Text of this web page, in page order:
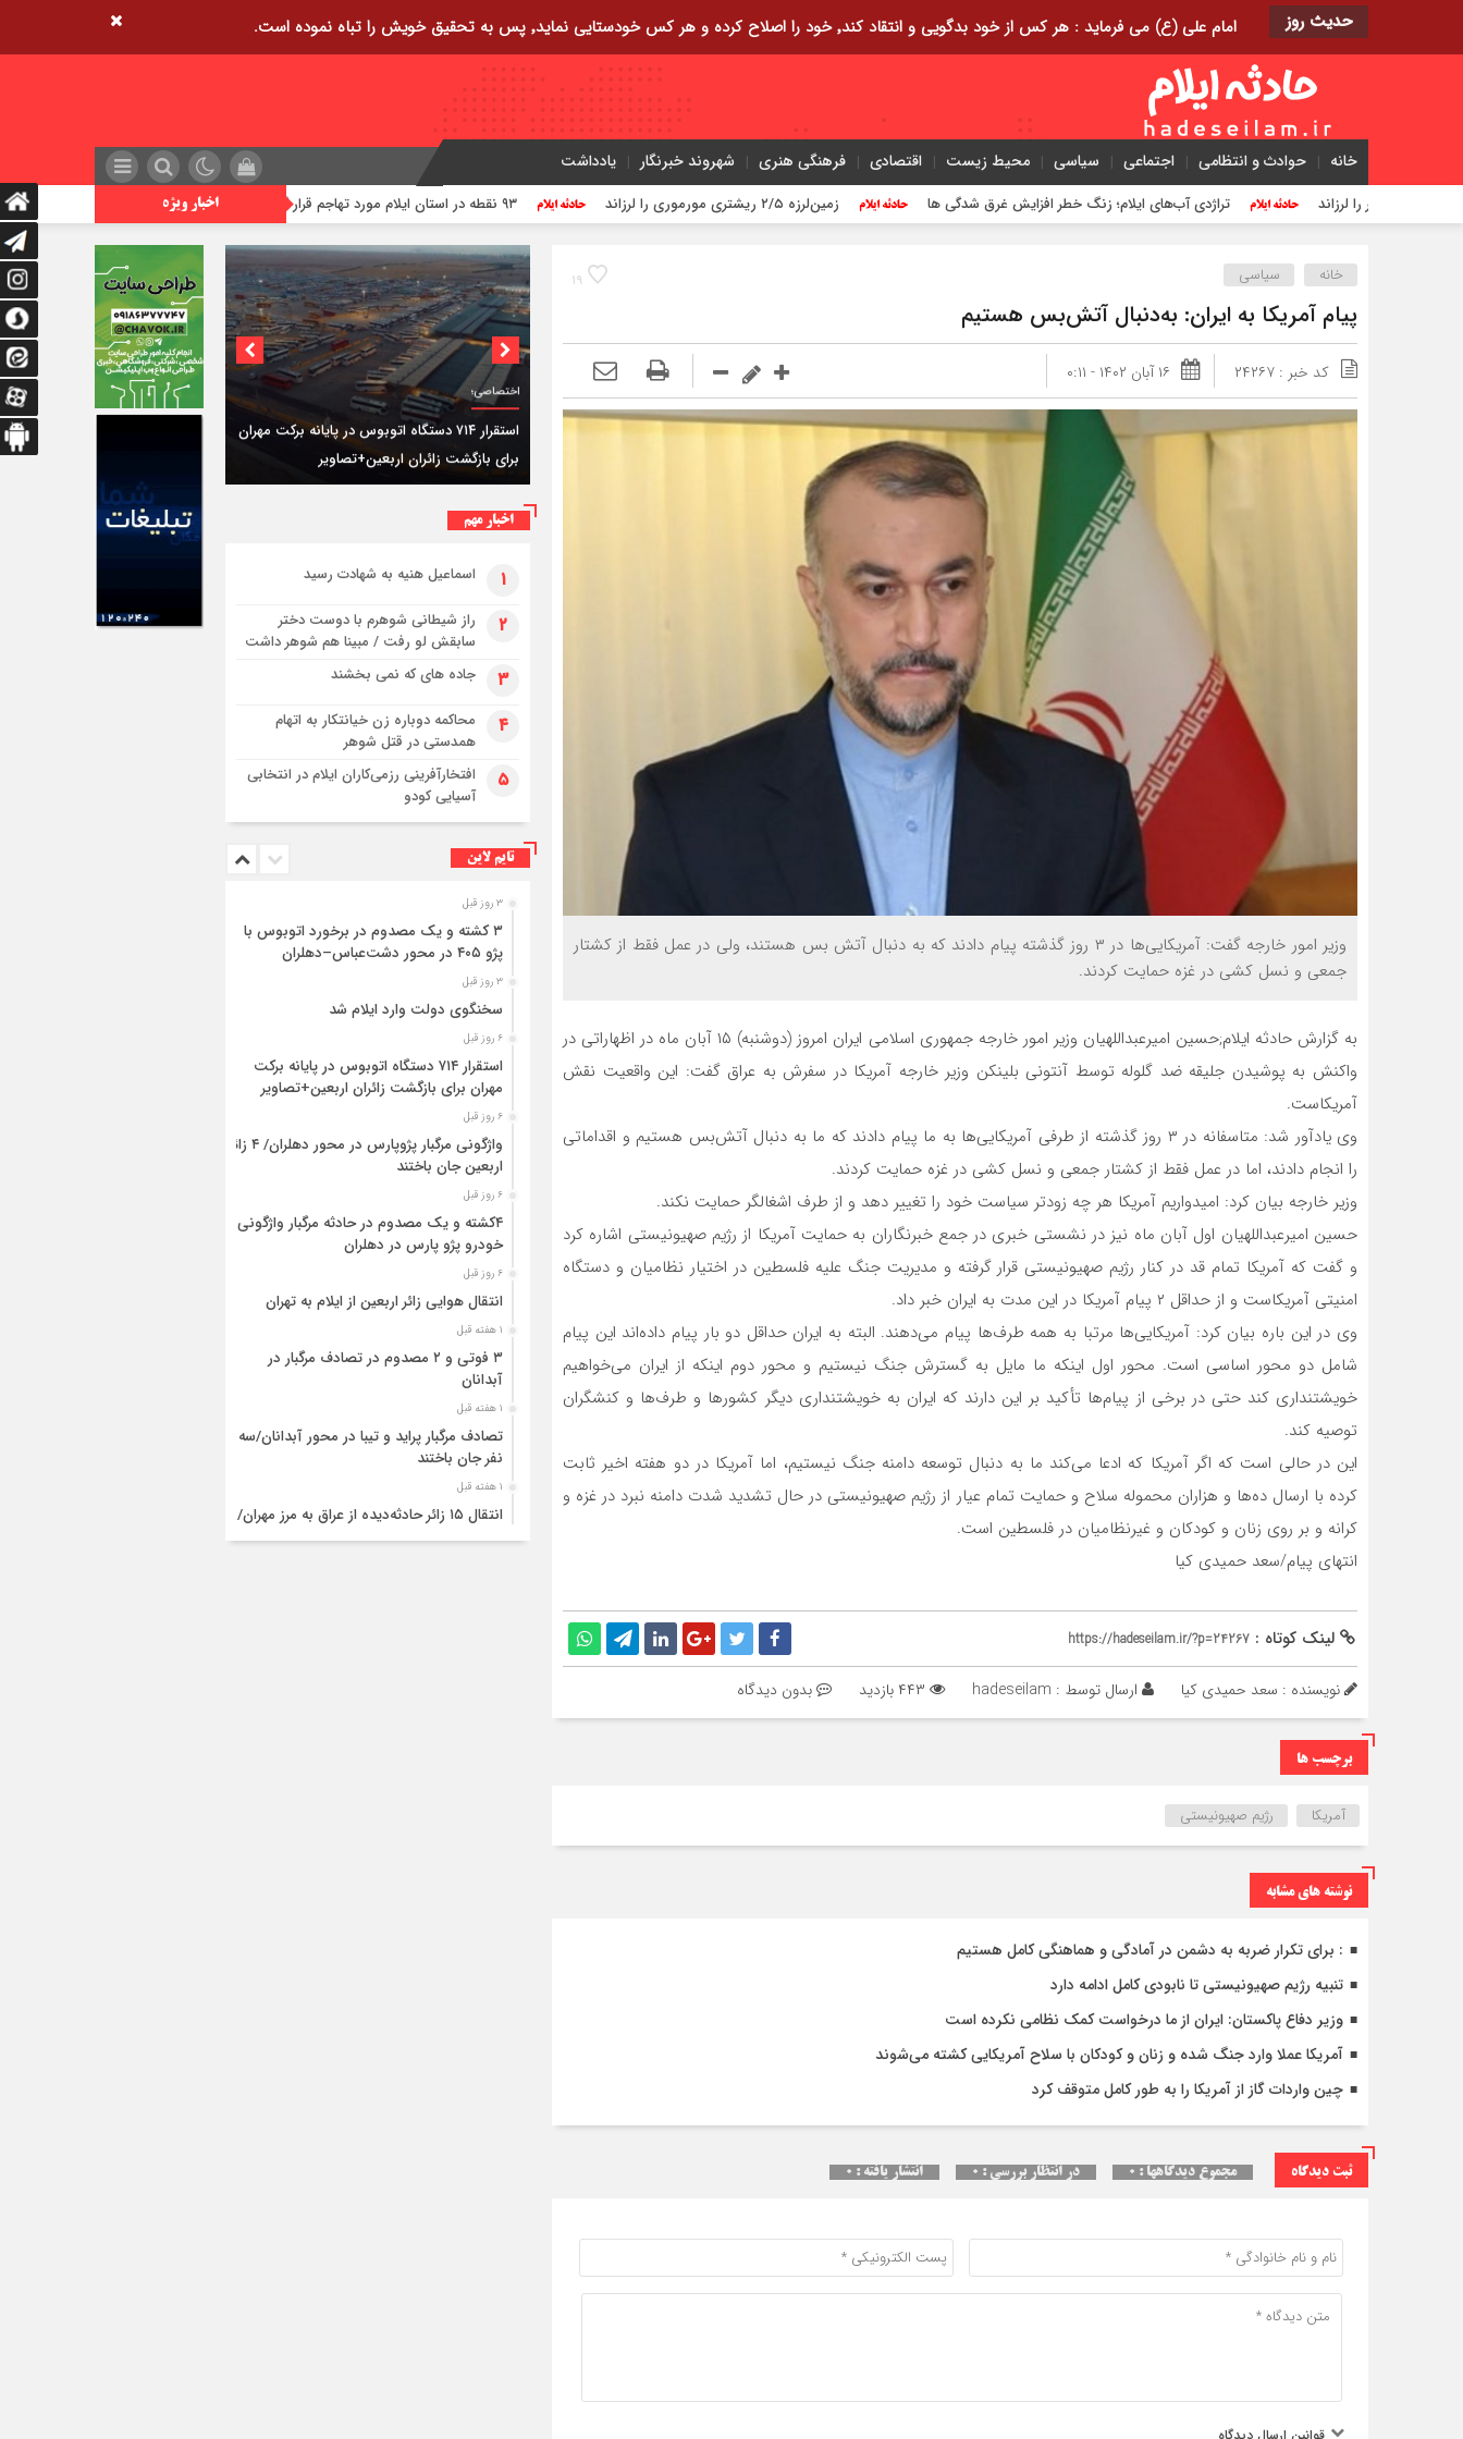
حدیث روز امام علی (ع) می فرماید : هر کس از خود بدگویی و انتقاد کند٬ خود را اصلاح کرده و هر کس خودستایی نماید٬ پس به تحقیق خویش را تباه نموده است.
خانه حوادث و انتظامی اجتماعی سیاسی محیط زیست اقتصادی فرهنگی هنری شهروند خبرنگار یادداشت
اخبار ویژه تراژدی آب‌های ایلام؛ زنگ خطر افزایش غرق شدگی ها زمین‌لرزه ۲/۵ ریشتری مورموری را لرزاند ۹۳ نقطه در استان ایلام مورد تهاجم قرار گرفته است کشف دستگاه فلزیاب در آبدانان /
۱۹ خانه سیاسی
پیام آمریکا به ایران: به‌دنبال آتش‌بس هستیم
کد خبر : ۲۴۲۶۷ ۱۶ آبان ۱۴۰۲ - ۰:۱۱
وزیر امور خارجه گفت: آمریکایی‌ها در ۳ روز گذشته پیام دادند که به دنبال آتش بس هستند، ولی در عمل فقط از کشتار
جمعی و نسل کشی در غزه حمایت کردند.
به گزارش حادثه ایلام;حسین امیرعبداللهیان وزیر امور خارجه جمهوری اسلامی ایران امروز (دوشنبه) ۱۵ آبان ماه در اظهاراتی در
واکنش به پوشیدن جلیقه ضد گلوله توسط آنتونی بلینکن وزیر خارجه آمریکا در سفرش به عراق گفت: این واقعیت نقش
آمریکاست.
وی یادآور شد: متاسفانه در ۳ روز گذشته از طرفی آمریکایی‌ها به ما پیام دادند که ما به دنبال آتش‌بس هستیم و اقداماتی
را انجام دادند، اما در عمل فقط از کشتار جمعی و نسل کشی در غزه حمایت کردند.
وزیر خارجه بیان کرد: امیدواریم آمریکا هر چه زودتر سیاست خود را تغییر دهد و از طرف اشغالگر حمایت نکند.
حسین امیرعبداللهیان اول آبان ماه نیز در نشستی خبری در جمع خبرنگاران به حمایت آمریکا از رژیم صهیونیستی اشاره کرد
و گفت که آمریکا تمام قد در کنار رژیم صهیونیستی قرار گرفته و مدیریت جنگ علیه فلسطین در اختیار نظامیان و دستگاه
امنیتی آمریکاست و از حداقل ۲ پیام آمریکا در این مدت به ایران خبر داد.
وی در این باره بیان کرد: آمریکایی‌ها مرتبا به همه طرف‌ها پیام می‌دهند. البته به ایران حداقل دو بار پیام داده‌اند این پیام
شامل دو محور اساسی است. محور اول اینکه ما مایل به گسترش جنگ نیستیم و محور دوم اینکه از ایران می‌خواهیم
خویشتنداری کند حتی در برخی از پیام‌ها تأکید بر این دارند که ایران به خویشتنداری دیگر کشور‌ها و طرف‌ها و کنشگران
توصیه کند.
این در حالی است که اگر آمریکا که ادعا می‌کند ما به دنبال توسعه دامنه جنگ نیستیم، اما آمریکا در دو هفته اخیر ثابت
کرده با ارسال ده‌ها و هزاران محموله سلاح و حمایت تمام عیار از رژیم صهیونیستی در حال تشدید شدت دامنه نبرد در غزه و
کرانه و بر روی زنان و کودکان و غیرنظامیان در فلسطین است.
انتهای پیام/سعد حمیدی کیا
لینک کوتاه : https://hadeseilam.ir/?p=24267
نویسنده : سعد حمیدی کیا ارسال توسط : hadeseilam بدون دیدگاه
برچسب ها
آمریکا رژیم صهیونیستی
نوشته های مشابه
: برای تکرار ضربه به دشمن در آمادگی و هماهنگی کامل هستیم
تنبیه رژیم صهیونیستی تا نابودی کامل ادامه دارد
وزیر دفاع پاکستان: ایران از ما درخواست کمک نظامی نکرده است
آمریکا عملا وارد جنگ شده و زنان و کودکان با سلاح آمریکایی کشته می‌شوند
چین واردات گاز از آمریکا را به طور کامل متوقف کرد
ثبت دیدگاه مجموع دیدگاهها : ۰ در انتظار بررسی : ۰ انتشار یافته : ۰
اختصاصی؛
استقرار ۷۱۴ دستگاه اتوبوس در پایانه برکت مهران
برای بازگشت زائران اربعین+تصاویر
اخبار مهم
۱ اسماعیل هنیه به شهادت رسید
۲
راز شیطانی شوهرم با دوست دختر
سابقش لو رفت / مبینا هم شوهر داشت
۳ جاده های که نمی بخشند
۴
محاکمه دوباره زن خیانتکار به اتهام
همدستی در قتل شوهر
۵
افتخارآفرینی رزمی‌کاران ایلام در انتخابی
آسیایی کودو
تایم لاین
۳ روز قبل
۳ کشته و یک مصدوم در برخورد اتوبوس با
پژو ۴۰۵ در محور دشت‌عباس–دهلران
۳ روز قبل
سخنگوی دولت وارد ایلام شد
۶ روز قبل
استقرار ۷۱۴ دستگاه اتوبوس در پایانه برکت
مهران برای بازگشت زائران اربعین+تصاویر
۶ روز قبل
واژگونی مرگبار پژوپارس در محور دهلران/ ۴ زائر
اربعین جان باختند
۶ روز قبل
۴کشته و یک مصدوم در حادثه مرگبار واژگونی
خودرو پژو پارس در دهلران
۶ روز قبل
انتقال هوایی زائر اربعین از ایلام به تهران
۱ هفته قبل
۳ فوتی و ۲ مصدوم در تصادف مرگبار در
آبدانان
۱ هفته قبل
تصادف مرگبار پراید و تیبا در محور آبدانان/سه
نفر جان باختند
۱ هفته قبل
انتقال ۱۵ زائر حادثه‌دیده از عراق به مرز مهران/
آماده‌باش کامل هلال‌احمر ایلام+عکس